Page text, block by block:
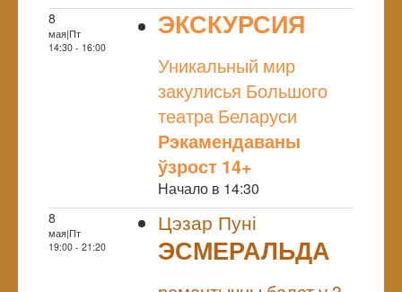
8
мая|Пт
14:30 - 16:00
ЭКСКУРСИЯ
Уникальный мир
закулисья Большого
театра Беларуси
Рэкамендаваны
ўзрост 14+
Начало в 14:30
8
мая|Пт
19:00 - 21:20
Цэзар Пуні
ЭСМЕРАЛЬДА